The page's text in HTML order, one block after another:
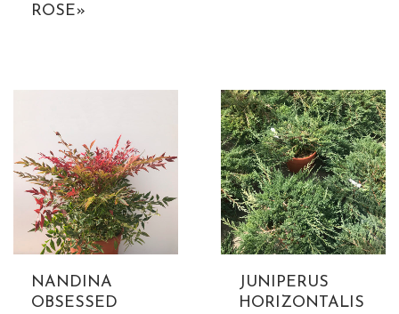
ROSE»
NANDINA
OBSESSED
JUNIPERUS
HORIZONTALIS